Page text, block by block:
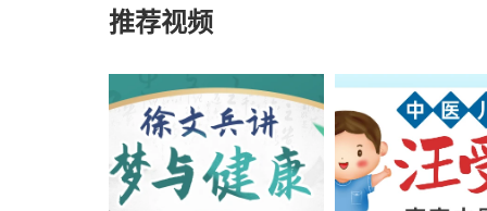
推荐视频